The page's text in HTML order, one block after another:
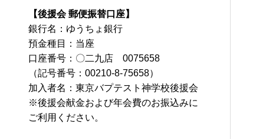
【後援会 郵便振替口座】
銀行名：ゆうちょ銀行
預金種目：当座
口座番号：〇二九店 0075658
（記号番号：00210-8-75658）
加入者名：東京バプテスト神学校後援会
※後援会献金および年会費のお振込みに
ご利用ください。